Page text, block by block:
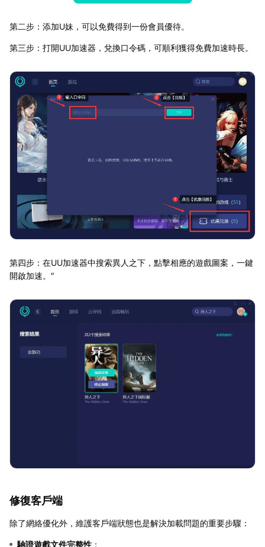
第二步：添加U妹，可以免費得到一份會員優待。
第三步：打開UU加速器，兌換口令碼，可順利獲得免費加速時長。
第四步：在UU加速器中搜索異人之下，點擊相應的遊戲圖案，一鍵
開啟加速。"
修復客戶端
除了網絡優化外，維護客戶端狀態也是解決加載問題的重要步驟：
驗證遊戲文件完整性 ：